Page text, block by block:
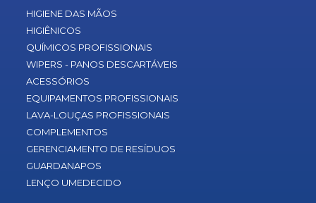
HIGIENE DAS MÃOS
HIGIÊNICOS
QUÍMICOS PROFISSIONAIS
WIPERS - PANOS DESCARTÁVEIS
ACESSÓRIOS
EQUIPAMENTOS PROFISSIONAIS
LAVA-LOUÇAS PROFISSIONAIS
COMPLEMENTOS
GERENCIAMENTO DE RESÍDUOS
GUARDANAPOS
LENÇO UMEDECIDO